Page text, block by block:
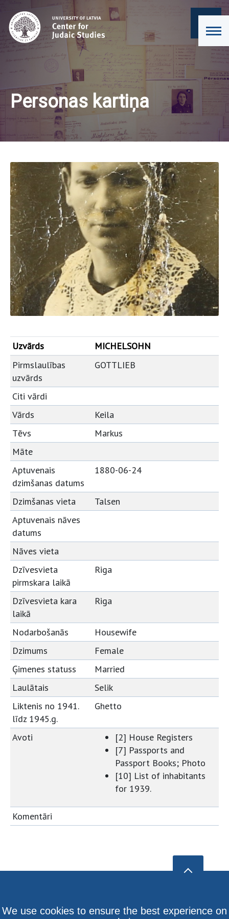
Personas kartiņa
Uzvārds
MICHELSOHN
Pirmslaulības
uzvārds
GOTTLIEB
Citi vārdi
Vārds
Keila
Tēvs
Markus
Māte
Aptuvenais
dzimšanas datums
1880-06-24
Dzimšanas vieta
Talsen
Aptuvenais nāves
datums
Nāves vieta
Dzīvesvieta
pirmskara laikā
Riga
Dzīvesvieta kara
laikā
Riga
Nodarbošanās
Housewife
Dzimums
Female
Ģimenes statuss
Married
Laulātais
Selik
Liktenis no 1941.
līdz 1945.g.
Ghetto
Avoti
[2] House Registers
[7] Passports and
Passport Books; Photo
[10] List of inhabitants
for 1939.
Komentāri
We use cookies to ensure the best experience on